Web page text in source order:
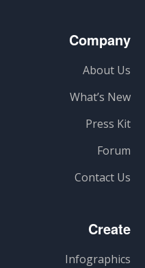
Company
About Us
What’s New
Press Kit
Forum
Contact Us
Create
Infographics